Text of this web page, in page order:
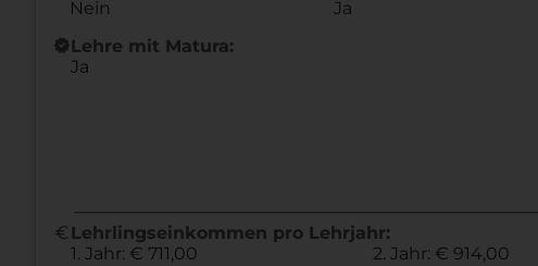
Nein
Ja
new_releasesLehre mit Matura:
Ja
euro Lehrlingseinkommen pro Lehrjahr:
1. Jahr: € 711,00
2. Jahr: € 914,00